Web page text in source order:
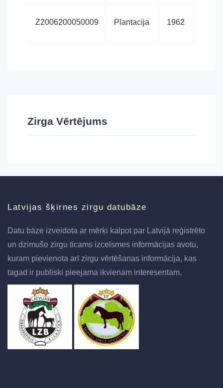
Z2006200050009 Plantacija 1962
Zirga Vērtējums
Latvijas šķirnes zirgu datubāze
Datu bāze izveidota ar mērķi kalpot par Latvijā reģistrēto
un dzimušo zirgu ticams izcelsmes informācijas avotu,
kuram pievienota arī zirgu vērtēšanas informācija, kas
tagad ir publiski pieejama ikvienam interesentam.